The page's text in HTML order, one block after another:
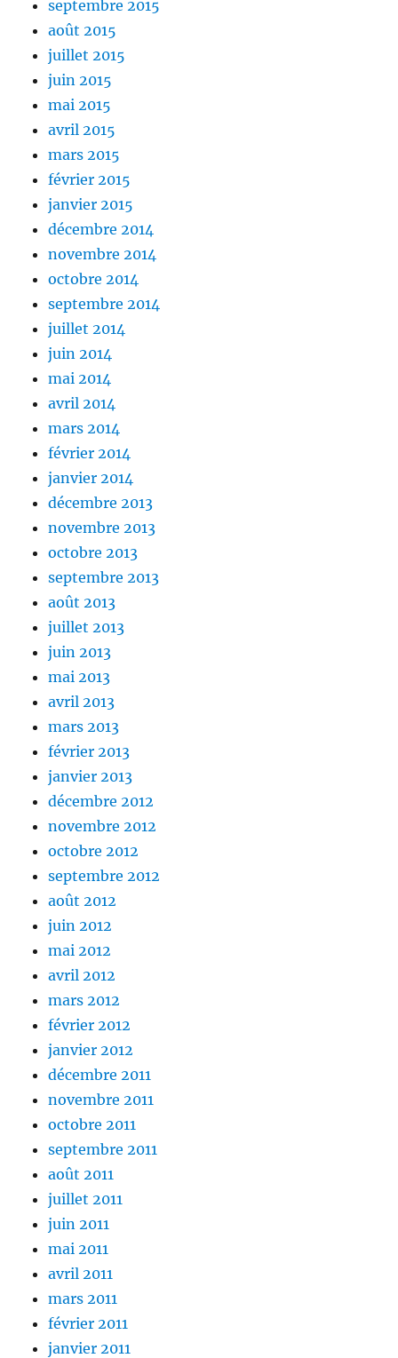
septembre 2015
août 2015
juillet 2015
juin 2015
mai 2015
avril 2015
mars 2015
février 2015
janvier 2015
décembre 2014
novembre 2014
octobre 2014
septembre 2014
juillet 2014
juin 2014
mai 2014
avril 2014
mars 2014
février 2014
janvier 2014
décembre 2013
novembre 2013
octobre 2013
septembre 2013
août 2013
juillet 2013
juin 2013
mai 2013
avril 2013
mars 2013
février 2013
janvier 2013
décembre 2012
novembre 2012
octobre 2012
septembre 2012
août 2012
juin 2012
mai 2012
avril 2012
mars 2012
février 2012
janvier 2012
décembre 2011
novembre 2011
octobre 2011
septembre 2011
août 2011
juillet 2011
juin 2011
mai 2011
avril 2011
mars 2011
février 2011
janvier 2011